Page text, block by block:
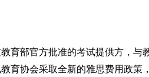
育部官方批准的考试提供方，
育协会采取全新的雅思费用政策